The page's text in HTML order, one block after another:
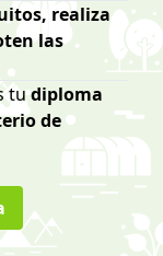
realiza
las
tudiploma
de